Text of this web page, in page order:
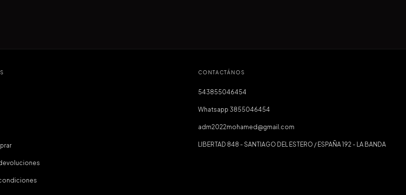
CONTACTÁNOS
543855046454
Whatsapp 3855046454
adm2022mohamed@gmail.com
LIBERTAD 848 - SANTIAGO DEL ESTERO / ESPAÑA 192 - LA BANDA